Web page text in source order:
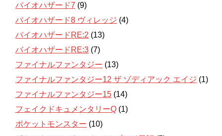
バイオハザード7 (9)
バイオハザード8 ヴィレッジ (4)
バイオハザードRE:2 (13)
バイオハザードRE:3 (7)
ファイナルファンタジー (13)
ファイナルファンタジー12 ザ ゾディアック エイジ (1)
ファイナルファンタジー15 (14)
フェイクドキュメンタリーQ (1)
ポケットモンスター (10)